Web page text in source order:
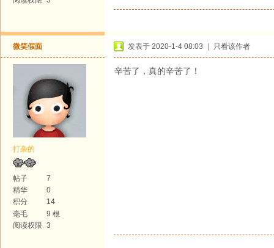
微笑假面
打杂的
帖子
7
精华
0
积分
14
毫毛
9 根
阅读权限 3
发表于 2020-1-4 08:03 只看该作者
辛苦了，真的辛苦了！